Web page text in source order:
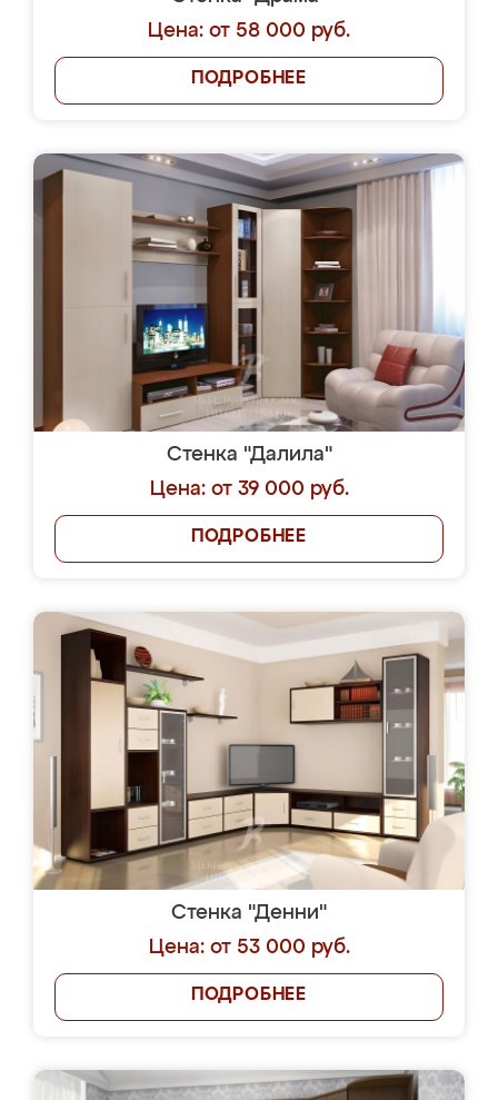
Цена: от 58 000 руб.
ПОДРОБНЕЕ
Стенка "Далила"
Цена: от 39 000 руб.
ПОДРОБНЕЕ
Стенка "Денни"
Цена: от 53 000 руб.
ПОДРОБНЕЕ